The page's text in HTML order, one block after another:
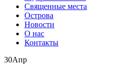
Священные места
Острова
Новости
О нас
Контакты
30Апр